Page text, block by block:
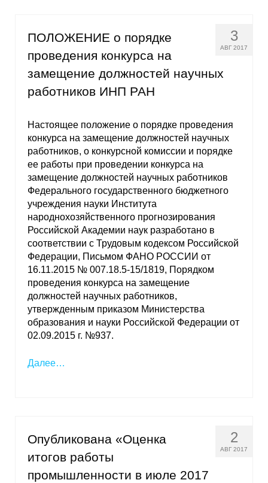
3
АВГ 2017
ПОЛОЖЕНИЕ о порядке
проведения конкурса на
замещение должностей научных
работников ИНП РАН
Настоящее положение о порядке проведения
конкурса на замещение должностей научных
работников, о конкурсной комиссии и порядке
ее работы при проведении конкурса на
замещение должностей научных работников
Федерального государственного бюджетного
учреждения науки Института
народнохозяйственного прогнозирования
Российской Академии наук разработано в
соответствии с Трудовым кодексом Российской
Федерации, Письмом ФАНО РОССИИ от
16.11.2015 № 007.18.5-15/1819, Порядком
проведения конкурса на замещение
должностей научных работников,
утвержденным приказом Министерства
образования и науки Российской Федерации от
02.09.2015 г. №937.
Далее…
2
АВГ 2017
Опубликована «Оценка
итогов работы
промышленности в июле 2017